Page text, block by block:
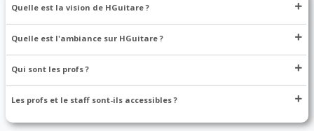
Quelle est la vision de HGuitare ?
Quelle est l'ambiance sur HGuitare ?
Qui sont les profs ?
Les profs et le staff sont-ils accessibles ?